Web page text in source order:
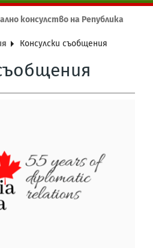
консулство на Република
Консулски съобщения